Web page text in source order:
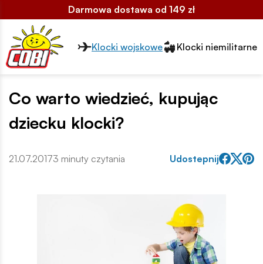
Darmowa dostawa od 149 zł
Przełącznik segmentów2
Klocki wojskowe Klocki niemilitarne
Co warto wiedzieć, kupując
dziecku klocki?
21.07.20173 minuty czytania Udostepnij